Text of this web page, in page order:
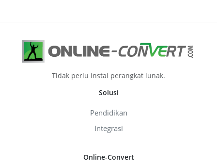
Tidak perlu instal perangkat lunak.
Solusi
Pendidikan
Integrasi
Online-Convert